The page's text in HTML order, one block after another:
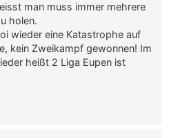
man muss immer mehrere
holen.
wieder eine Katastrophe auf
kein Zweikampf gewonnen! Im
heißt 2 Liga Eupen ist